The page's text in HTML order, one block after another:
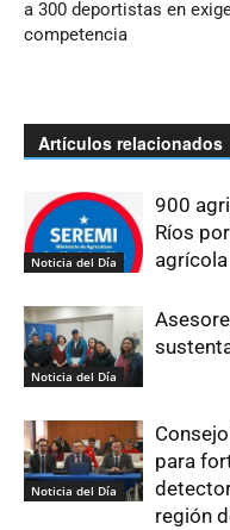
a 300 deportistas en
competencia
Artículos relacionados
Noticia del Día
900
Ríos
agrícola
Noticia del Día
Noticia del Día
para
región